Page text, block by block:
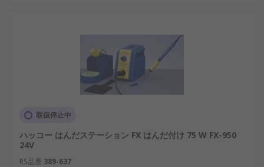
取扱停止中
ハッコー はんだステーション FX はんだ付け 75 W FX-950
24V
RS品番 389-637